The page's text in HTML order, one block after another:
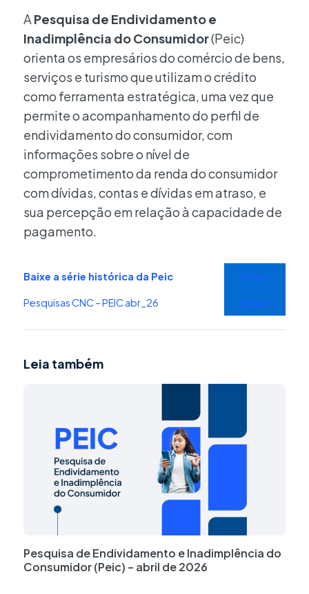
A Pesquisa de Endividamento e
Inadimplência do Consumidor(Peic)
orienta os empresários do comércio de bens,
serviços e turismo que utilizam o crédito
como ferramenta estratégica, uma vez que
permite o acompanhamento do perfil de
endividamento do consumidor, com
informações sobre o nível de
comprometimento da renda do consumidor
com dívidas, contas e dívidas em atraso, e
sua percepção em relação à capacidade de
pagamento.
Baixe a série histórica da Peic Baixar
Pesquisas CNC – PEIC abr_26 Baixar
Leia também
Pesquisa de Endividamento e Inadimplência do
Consumidor (Peic) – abril de 2026